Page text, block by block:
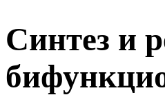
Синтез и